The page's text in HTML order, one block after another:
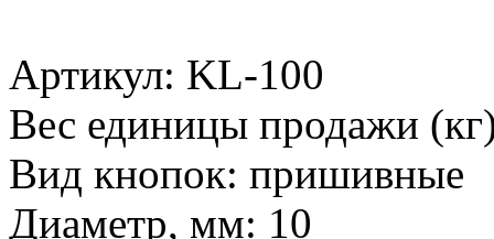
Артикул: KL-100
Вес единицы продажи
Вид кнопок: пришивные
Диаметр, мм: 10